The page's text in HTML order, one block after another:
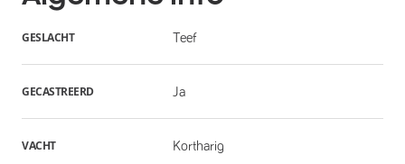
GESLACHT Teef
GECASTREERD Ja
VACHT Kortharig